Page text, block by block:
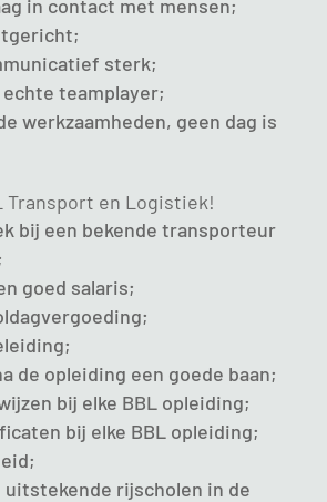
in contact met mensen;
sterk;
teamplayer;
werkzaamheden, geen dag is
Transport en Logistiek!
bij een bekende transporteur
goed salaris;
de opleiding een goede baan;
bij elke BBL opleiding;
bij elke BBL opleiding;
uitstekende rijscholen in de